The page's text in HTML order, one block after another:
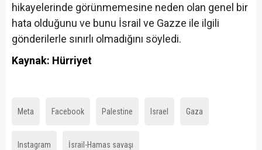
hikayelerinde görünmemesine neden olan genel bir
hata olduğunu ve bunu İsrail ve Gazze ile ilgili
gönderilerle sınırlı olmadığını söyledi.
Kaynak: Hürriyet
Meta Facebook Palestine Israel Gaza
Instagram İsrail-Hamas savaşı